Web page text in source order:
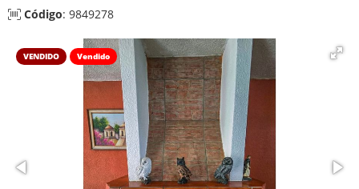
Código: 9849278
VENDIDO Vendido